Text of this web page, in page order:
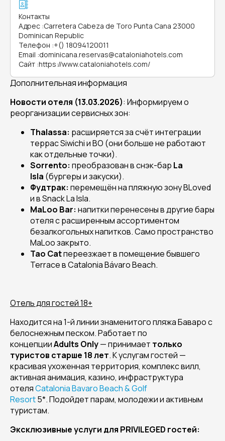
Контакты
Адрес :Carretera Cabeza de Toro Punta Cana 23000
Dominican Republic
Телефон :+() 18094120011
Email :dominicana.reservas@cataloniahotels.com
Сайт :https://www.cataloniahotels.com/
Дополнительная информация
Новости отеля (13.03.2026): Информируем о
реорганизации сервисных зон:
Thalassa: расширяется за счёт интеграции
террас Siwichi и BO (они больше не работают
как отдельные точки).
Sorrento: преобразован в снэк-бар La
Isla (бургеры и закуски).
Фудтрак: перемещён на пляжную зону BLoved
и в Snack La Isla.
MaLoo Bar: напитки перенесены в другие бары
отеля с расширенным ассортиментом
безалкогольных напитков. Само пространство
MaLoo закрыто.
Tao Catпереезжает в помещение бывшего
Terrace в Catalonia Bávaro Beach.
Отель для гостей 18+
Находится на 1-й линии знаменитого пляжа Баваро с
белоснежным песком. Работает по
концепцииAdults Only— принимает только
туристов старше 18 лет. К услугам гостей —
красивая ухоженная территория, комплекс вилл,
активная анимация, казино, инфраструктура
отеляCatalonia Bavaro Beach & Golf
Resort5*. Подойдет парам, молодежи и активным
туристам.
Эксклюзивные услуги для PRIVILEGED гостей: